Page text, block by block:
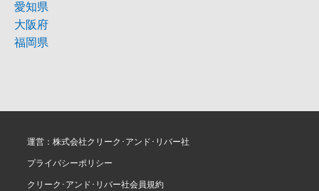
愛知県
大阪府
福岡県
運営：株式会社クリーク･アンド･リバー社
プライバシーポリシー
クリーク･アンド･リバー社会員規約